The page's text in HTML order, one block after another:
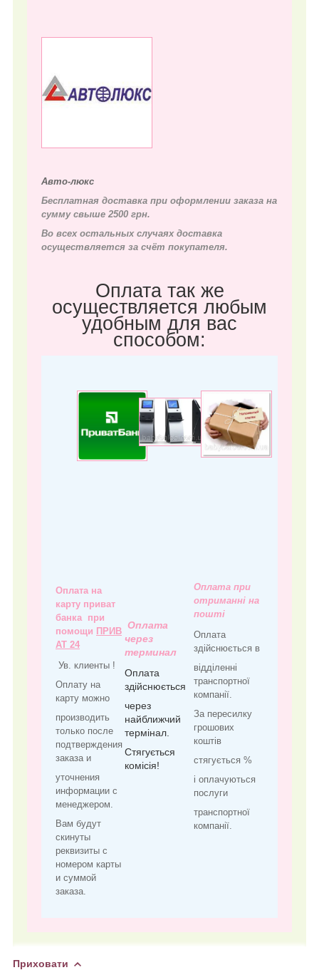
Авто-люкс
Бесплатная доставка при оформлении заказа на
сумму свыше 2500 грн.
Во всех остальных случаях доставка
осуществляется за счёт покупателя.
Оплата так же
осуществляется любым
удобным для вас
способом:
Оплата на
карту приват
банка при
помощи ПРИВ
АТ 24
Ув. клиенты !
Оплату на
карту можно
производить
только после
подтверждения
заказа и
уточнения
информации с
менеджером.
Вам будут
скинуты
реквизиты с
номером карты
и суммой
заказа.
Оплата
через
терминал
Оплата
здійснюється
через
найближчий
термінал.
Стягується
комісія!
Оплата при
отриманні на
пошті
Оплата
здійснюється в
відділенні
транспортної
компанії.
За пересилку
грошових
коштів
стягується %
і оплачуються
послуги
транспортної
компанії.
Приховати